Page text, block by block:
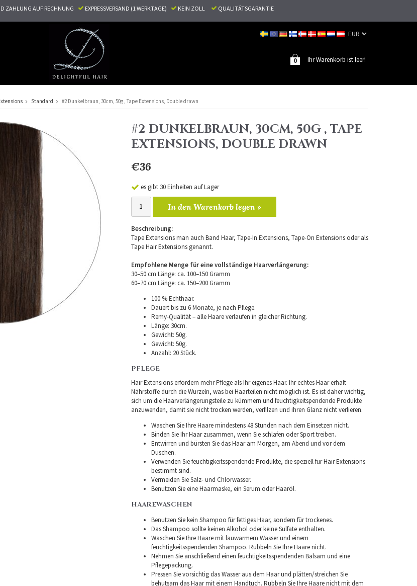
ZAHLUNG AUF RECHNUNG EXPRESSVERSAND (1 WERKTAGE) KEIN ZOLL QUALITÄTSGARANTIE
Ihr Warenkorb ist leer!
0
Standard #2 Dunkelbraun, 30cm, 50g , Tape Extensions, Double drawn
#2 DUNKELBRAUN, 30CM, 50G , TAPE
EXTENSIONS, DOUBLE DRAWN
€36
es gibt 30 Einheiten auf Lager
In den Warenkorb legen »
Beschreibung:
Tape Extensions man auch Band Haar, Tape-In Extensions, Tape-On Extensions oder als
Tape Hair Extensions genannt.
Empfohlene Menge für eine vollständige Haarverlängerung:
30–50 cm Länge: ca. 100–150 Gramm
60–70 cm Länge: ca. 150–200 Gramm
100 % Echthaar.
Dauert bis zu 6 Monate, je nach Pflege.
Remy-Qualität – alle Haare verlaufen in gleicher Richtung.
Länge: 30cm.
Gewicht: 50g.
Gewicht: 50g.
Anzahl: 20 Stück.
PFLEGE
Hair Extensions erfordern mehr Pflege als Ihr eigenes Haar. Ihr echtes Haar erhält
Nährstoffe durch die Wurzeln, was bei Haarteilen nicht möglich ist. Es ist daher wichtig,
sich um die Haarverlängerungsteile zu kümmern und feuchtigkeitspendende Produkte
anzuwenden, damit sie nicht trocken werden, verfilzen und ihren Glanz nicht verlieren.
Waschen Sie Ihre Haare mindestens 48 Stunden nach dem Einsetzen nicht.
Binden Sie Ihr Haar zusammen, wenn Sie schlafen oder Sport treiben.
Entwirren und bürsten Sie das Haar am Morgen, am Abend und vor dem
Duschen.
Verwenden Sie feuchtigkeitsspendende Produkte, die speziell für Hair Extensions
bestimmt sind.
Vermeiden Sie Salz- und Chlorwasser.
Benutzen Sie eine Haarmaske, ein Serum oder Haaröl.
HAAREWASCHEN
Benutzen Sie kein Shampoo für fettiges Haar, sondern für trockenes.
Das Shampoo sollte keinen Alkohol oder keine Sulfate enthalten.
Waschen Sie Ihre Haare mit lauwarmem Wasser und einem
feuchtigkeitsspendenden Shampoo. Rubbeln Sie Ihre Haare nicht.
Nehmen Sie anschließend einen feuchtigkeitsspendenden Balsam und eine
Pflegepackung.
Pressen Sie vorsichtig das Wasser aus dem Haar und plätten/streichen Sie
behutsam das Haar mit einem Handtuch. Rubbeln Sie Ihre Haare nicht mit dem